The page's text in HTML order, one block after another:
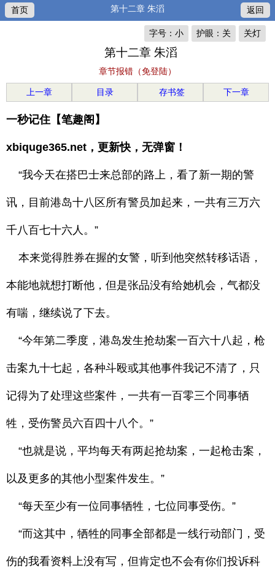
首页 第十二章 朱滔 返回
关灯
护眼：关
字号：小
第十二章 朱滔
章节报错（免登陆）
上一章 目录 存书签 下一章
一秒记住【笔趣阁】
xbiquge365.net，更新快，无弹窗！
“我今天在搭巴士来总部的路上，看了新一期的警
讯，目前港岛十八区所有警员加起来，一共有三万六
千八百七十六人。”
本来觉得胜券在握的女警，听到他突然转移话语，
本能地就想打断他，但是张品没有给她机会，气都没
有喘，继续说了下去。
“今年第二季度，港岛发生抢劫案一百六十八起，枪
击案九十七起，各种斗殴或其他事件我记不清了，只
记得为了处理这些案件，一共有一百零三个同事牺
牲，受伤警员六百四十八个。”
“也就是说，平均每天有两起抢劫案，一起枪击案，
以及更多的其他小型案件发生。”
“每天至少有一位同事牺牲，七位同事受伤。”
“而这其中，牺牲的同事全部都是一线行动部门，受
伤的我看资料上没有写，但肯定也不会有你们投诉科